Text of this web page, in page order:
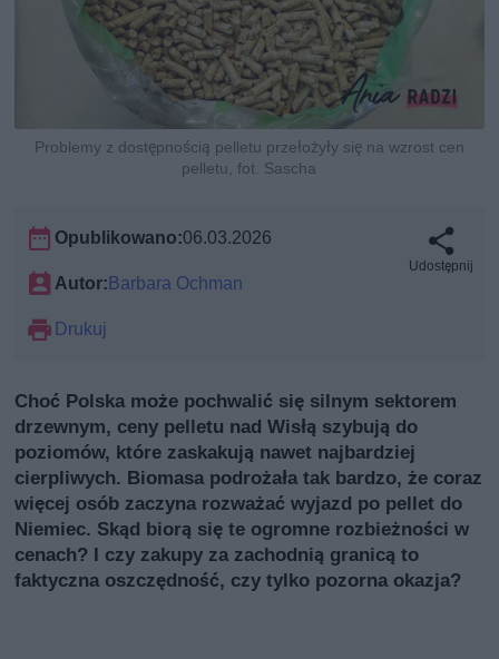
Problemy z dostępnością pelletu przełożyły się na wzrost cen
pelletu, fot. Sascha
Opublikowano:06.03.2026
Autor:Barbara Ochman
Drukuj
Udostępnij
Choć Polska może pochwalić się silnym sektorem
drzewnym, ceny pelletu nad Wisłą szybują do
poziomów, które zaskakują nawet najbardziej
cierpliwych. Biomasa podrożała tak bardzo, że coraz
więcej osób zaczyna rozważać wyjazd po pellet do
Niemiec. Skąd biorą się te ogromne rozbieżności w
cenach? I czy zakupy za zachodnią granicą to
faktyczna oszczędność, czy tylko pozorna okazja?